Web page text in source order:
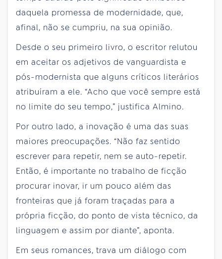
daquela promessa de modernidade, que,
afinal, não se cumpriu, na sua opinião.
Desde o seu primeiro livro, o escritor relutou
em aceitar os adjetivos de vanguardista e
pós-modernista que alguns críticos literários
atribuíram a ele. “Acho que você sempre está
no limite do seu tempo,” justifica Almino.
Por outro lado, a inovação é uma das suas
maiores preocupações. “Não faz sentido
escrever para repetir, nem se auto-repetir.
Então, é importante no trabalho de ficção
procurar inovar, ir um pouco além das
fronteiras que já foram traçadas para a
própria ficção, do ponto de vista técnico, da
linguagem e assim por diante”, aponta.
Em seus romances, trava um diálogo com